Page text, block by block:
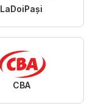
LaDoiPași
CBA